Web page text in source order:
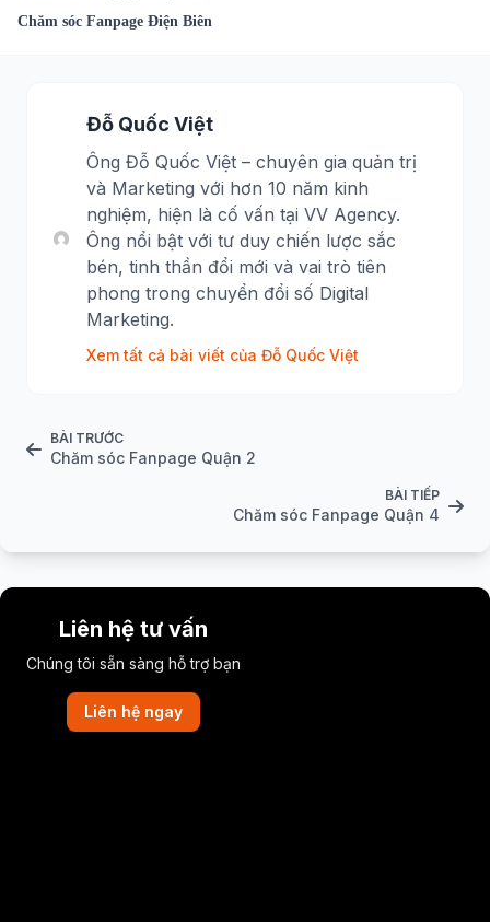
Chăm sóc Fanpage Điện Biên
Đỗ Quốc Việt
Ông Đỗ Quốc Việt – chuyên gia quản trị
và Marketing với hơn 10 năm kinh
nghiệm, hiện là cố vấn tại VV Agency.
Ông nổi bật với tư duy chiến lược sắc
bén, tinh thần đổi mới và vai trò tiên
phong trong chuyển đổi số Digital
Marketing.
Xem tất cả bài viết của Đỗ Quốc Việt
BÀI TRƯỚC
Chăm sóc Fanpage Quận 2
BÀI TIẾP
Chăm sóc Fanpage Quận 4
Liên hệ tư vấn
Chúng tôi sẵn sàng hỗ trợ bạn
Liên hệ ngay